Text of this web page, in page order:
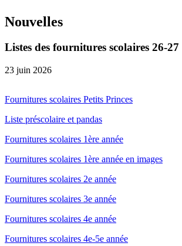
Nouvelles
Listes des fournitures scolaires 26-27
23 juin 2026
Fournitures scolaires Petits Princes
Liste préscolaire et pandas
Fournitures scolaires 1ère année
Fournitures scolaires 1ère année en images
Fournitures scolaires 2e année
Fournitures scolaires 3e année
Fournitures scolaires 4e année
Fournitures scolaires 4e-5e année